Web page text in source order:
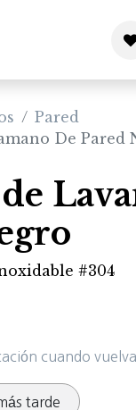
Pared
De Pared
#304
cuando
tarde